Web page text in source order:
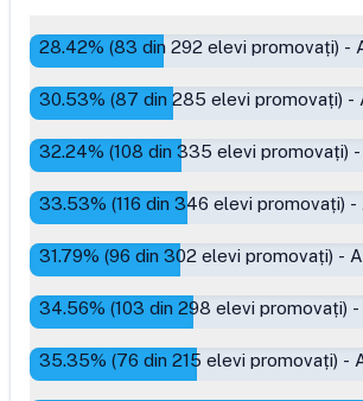
28.42% (83 din 292 elevi promovați) -
30.53% (87 din 285 elevi promovați) -
32.24% (108 din 335 elevi promovați) -
33.53% (116 din 346 elevi promovați) -
31.79% (96 din 302 elevi promovați) -
34.56% (103 din 298 elevi promovați) -
35.35% (76 din 215 elevi promovați) -